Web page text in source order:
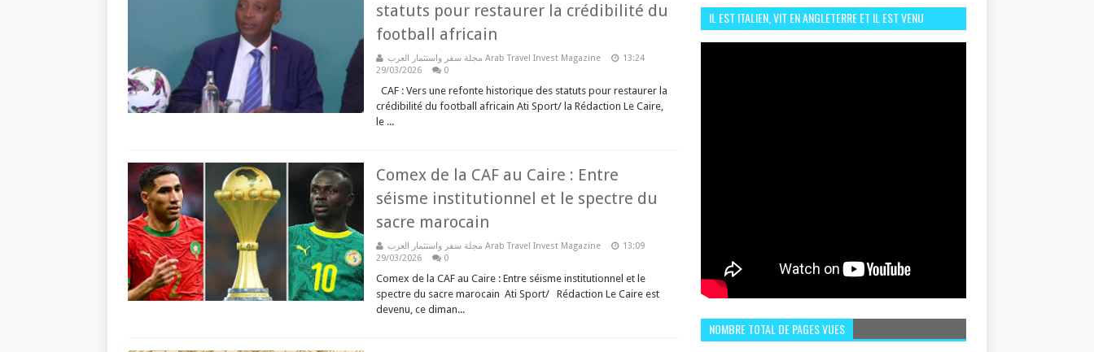
statuts pour restaurer la crédibilité du
football africain
مجلة سفر واستثمار العرب Arab Travel Invest Magazine
13:24
29/03/2026
0
CAF : Vers une refonte historique des statuts pour restaurer la
crédibilité du football africain Ati Sport/ la Rédaction Le Caire,
le ...
Comex de la CAF au Caire : Entre
séisme institutionnel et le spectre du
sacre marocain
مجلة سفر واستثمار العرب Arab Travel Invest Magazine
13:09
29/03/2026
0
Comex de la CAF au Caire : Entre séisme institutionnel et le
spectre du sacre marocain Ati Sport/ Rédaction Le Caire est
devenu, ce diman...
IL EST ITALIEN, VIT EN ANGLETERRE ET IL EST VENU
NOMBRE TOTAL DE PAGES VUES